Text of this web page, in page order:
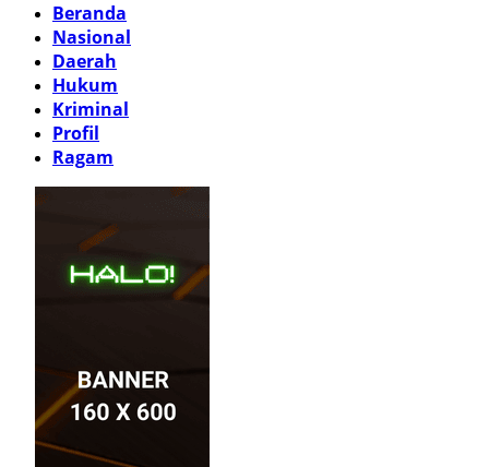
Beranda
Nasional
Daerah
Hukum
Kriminal
Profil
Ragam